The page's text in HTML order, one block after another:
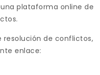
plataforma online de
resolución de conflictos,
enlace: